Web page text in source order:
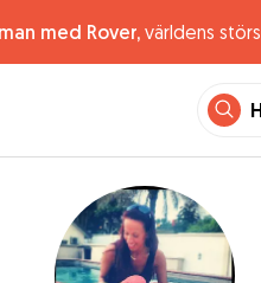
med Rover, världens